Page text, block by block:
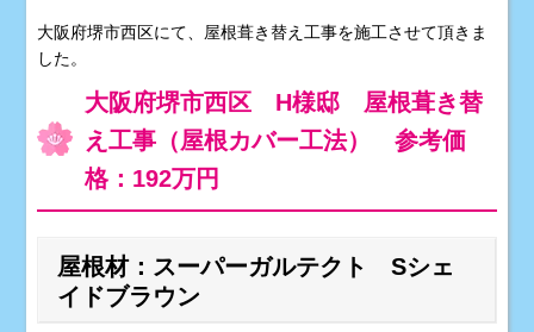
大阪府堺市西区にて、屋根葺き替え工事を施工させて頂きま
した。
大阪府堺市西区 H様邸 屋根葺き替
え工事（屋根カバー工法） 参考価
格：192万円
屋根材：スーパーガルテクト Sシェ
イドブラウン